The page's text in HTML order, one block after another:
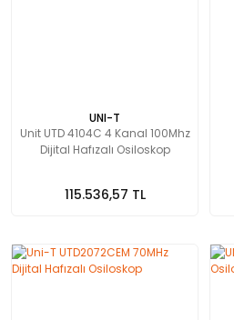
UNI-T
Unit UTD 4104C 4 Kanal 100Mhz
Dijital Hafızalı Osiloskop
115.536,57 TL